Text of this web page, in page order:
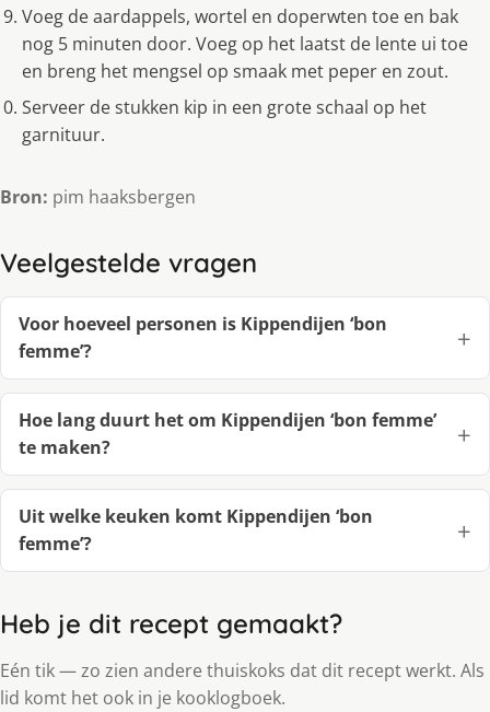
Voeg de aardappels, wortel en doperwten toe en bak
nog 5 minuten door. Voeg op het laatst de lente ui toe
en breng het mengsel op smaak met peper en zout.
Serveer de stukken kip in een grote schaal op het
garnituur.
Bron: pim haaksbergen
Veelgestelde vragen
Voor hoeveel personen is Kippendijen ‘bon
femme’?
Hoe lang duurt het om Kippendijen ‘bon femme’
te maken?
Uit welke keuken komt Kippendijen ‘bon
femme’?
Heb je dit recept gemaakt?
Eén tik — zo zien andere thuiskoks dat dit recept werkt. Als
lid komt het ook in je kooklogboek.